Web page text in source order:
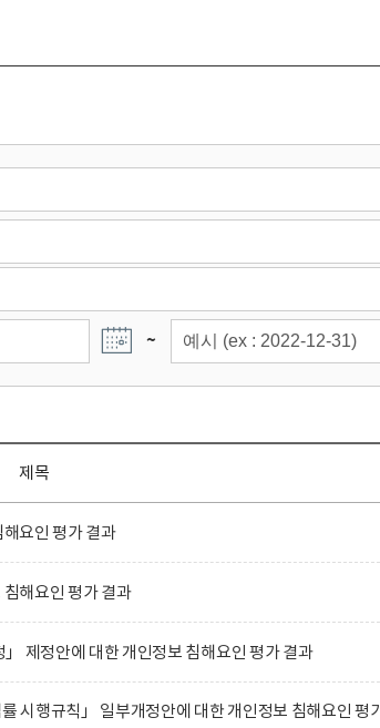
~
제목
요인 평가 결과
해요인 평가 결과
제정안에 대한 개인정보 침해요인 평가 결과
시행규칙」 일부개정안에 대한 개인정보 침해요인 평